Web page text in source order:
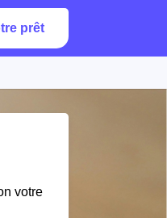
prêt
votre